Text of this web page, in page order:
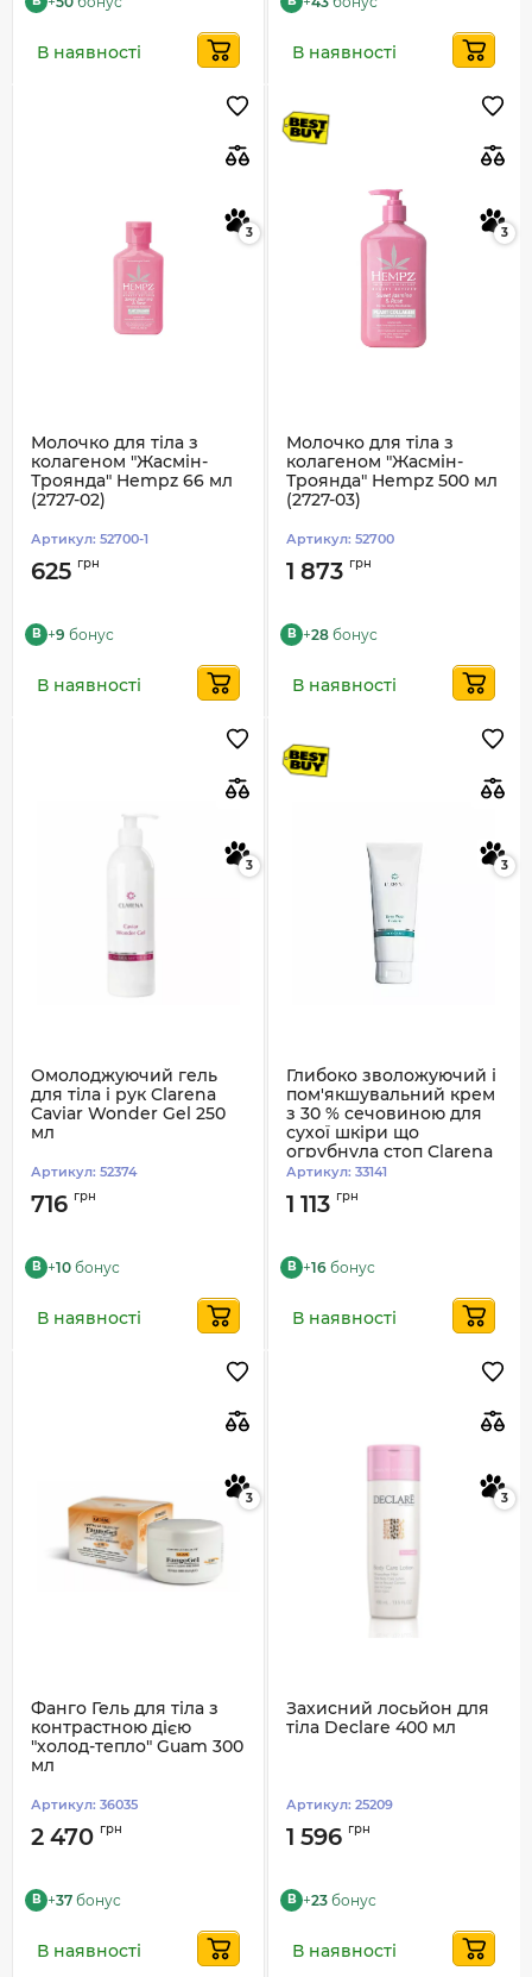
В наявності В наявності
3
Молочко для тіла з
колагеном "Жасмін-
Троянда" Hempz 66 мл
(2727-02)
Артикул: 52700-1
625 грн
B +9 бонус
В наявності
3
Молочко для тіла з
колагеном "Жасмін-
Троянда" Hempz 500 мл
(2727-03)
Артикул: 52700
1 873 грн
B +28 бонус
В наявності
3
Омолоджуючий гель
для тіла і рук Clarena
Caviar Wonder Gel 250
мл
Артикул: 52374
716 грн
B +10 бонус
В наявності
3
Глибоко зволожуючий і
пом'якшувальний крем
з 30 % сечовиною для
сухої шкіри що
огрубнула стоп Clarena
30% Urea Foot Cream
Артикул: 33141
1 113 грн
B +16 бонус
В наявності
3
Фанго Гель для тіла з
контрастною дією
"холод-тепло" Guam 300
мл
Артикул: 36035
2 470 грн
B +37 бонус
В наявності
3
Захисний лосьйон для
тіла Declare 400 мл
Артикул: 25209
1 596 грн
B +23 бонус
В наявності